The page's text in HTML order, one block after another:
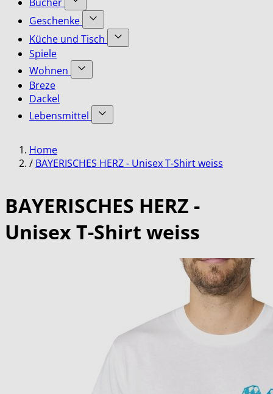
Accessoires
category
for
Bekleidung
category
Show
submenu
for
Bücher
Geschenke
Show
submenu
Küche und Tisch
Show
Spiele
Wohnen
Show
Wohnen
category
Breze
Dackel
Lebensmittel
Show
Lebensmittel
category
Home
/ BAYERISCHES HERZ - Unisex T-Shirt weiss
BAYERISCHES HERZ -
Unisex T-Shirt weiss